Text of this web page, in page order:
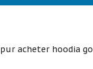
acheter hoodia